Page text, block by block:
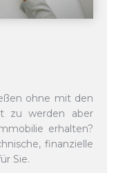
ohne mit den
zu werden aber
erhalten?
finanzielle
Sie.